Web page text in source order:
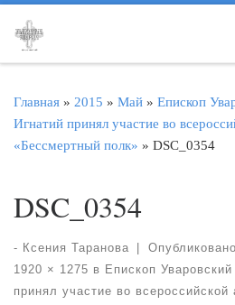
Перейти к содержимому
Главная » 2015 » Май » Епископ
Игнатий принял участие во
«Бессмертный полк» » DSC_0354
DSC_0354
- Ксения Таранова Опубликовано
1920 × 1275 в Епископ
принял участие во